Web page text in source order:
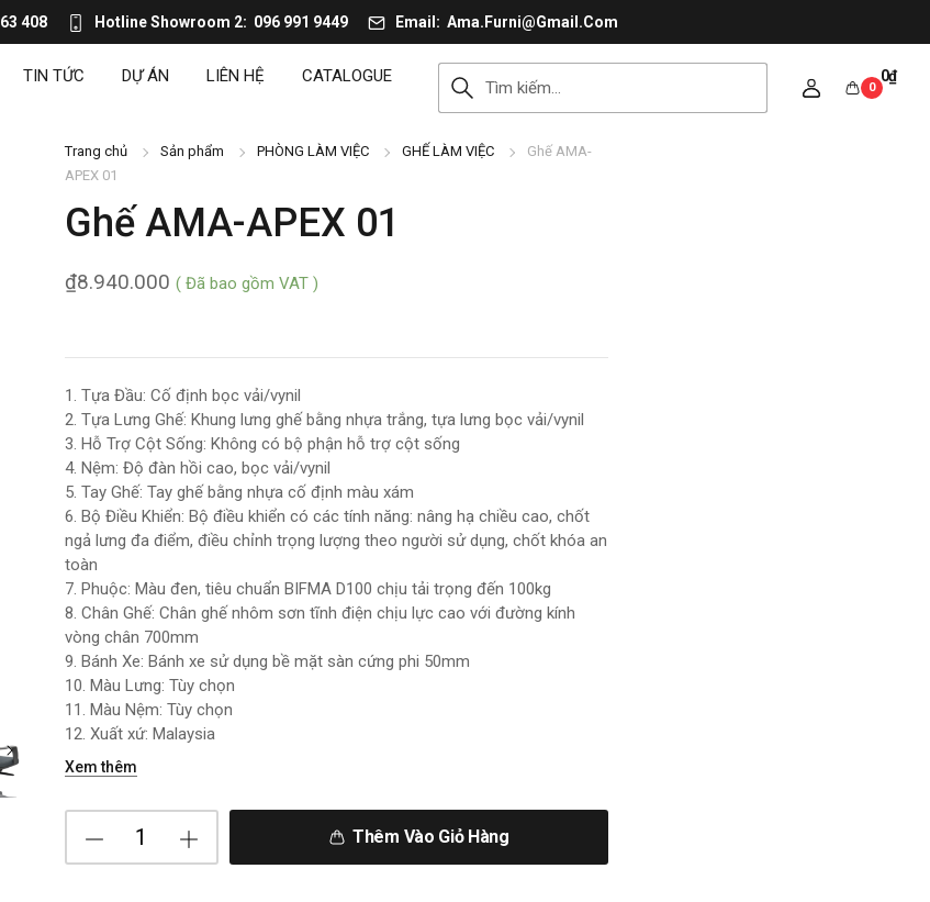
408 Hotline Showroom 2 096 991 9449 Email Ama.Furni@Gmail.Com
TIN TỨC DỰ ÁN LIÊN HỆ CATALOGUE 0₫
0
Trang chủ Sản phẩm PHÒNG LÀM VIỆC GHẾ LÀM VIỆC
Ghế AMA-
APEX 01
Ghế AMA-APEX 01
8.940.000
₫ ( Đã bao gồm VAT )
1. Tựa Đầu: Cố định bọc vải/vynil
2. Tựa Lưng Ghế: Khung lưng ghế bằng nhựa trắng, tựa lưng bọc vải/vynil
3. Hỗ Trợ Cột Sống: Không có bộ phận hỗ trợ cột sống
4. Nệm: Độ đàn hồi cao, bọc vải/vynil
5. Tay Ghế: Tay ghế bằng nhựa cố định màu xám
6. Bộ Điều Khiển: Bộ điều khiển có các tính năng: nâng hạ chiều cao, chốt
ngả lưng đa điểm, điều chỉnh trọng lượng theo người sử dụng, chốt khóa an
toàn
7. Phuộc: Màu đen, tiêu chuẩn BIFMA D100 chịu tải trọng đến 100kg
8. Chân Ghế: Chân ghế nhôm sơn tĩnh điện chịu lực cao với đường kính
vòng chân 700mm
9. Bánh Xe: Bánh xe sử dụng bề mặt sàn cứng phi 50mm
10. Màu Lưng: Tùy chọn
11. Màu Nệm: Tùy chọn
12. Xuất xứ: Malaysia
Xem thêm
Thêm Vào Giỏ Hàng